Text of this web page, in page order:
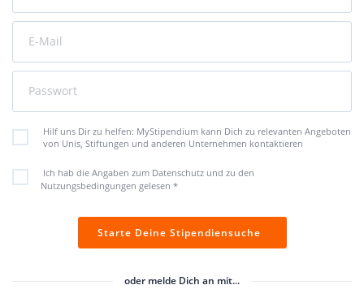
E-Mail
Passwort
Hilf uns Dir zu helfen: MyStipendium kann Dich zu relevanten Angeboten
von Unis, Stiftungen und anderen Unternehmen kontaktieren
Ich hab die Angaben zum Datenschutz und zu den
Nutzungsbedingungen gelesen *
Starte Deine Stipendiensuche
oder melde Dich an mit...